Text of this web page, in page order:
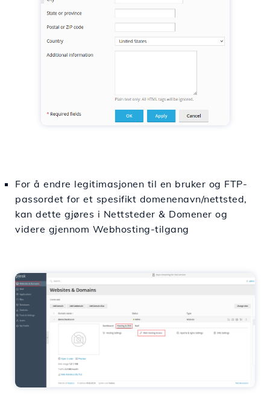
For å endre legitimasjonen til en bruker og FTP-
passordet for et spesifikt domenenavn/nettsted,
kan dette gjøres i Nettsteder & Domener og
videre gjennom Webhosting-tilgang